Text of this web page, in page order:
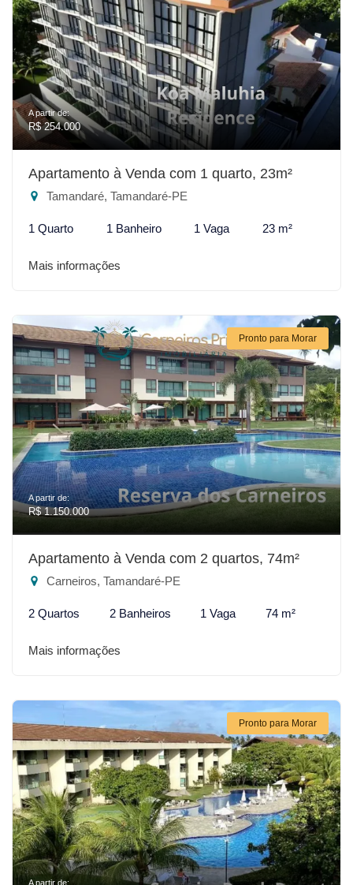
A partir de:
R$ 254.000
Apartamento à Venda com 1 quarto, 23m²
Tamandaré, Tamandaré-PE
1 Quarto 1 Banheiro 1 Vaga 23 m²
Mais informações
Pronto para Morar
A partir de:
R$ 1.150.000
Apartamento à Venda com 2 quartos, 74m²
Carneiros, Tamandaré-PE
2 Quartos 2 Banheiros 1 Vaga 74 m²
Mais informações
Pronto para Morar
A partir de: